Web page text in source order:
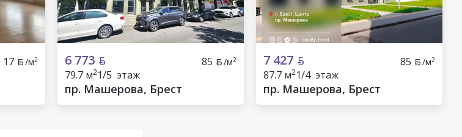
17 /м2 6 773 85 /м2
79.7 м21/5 этаж
пр. Машерова, Брест
7 427 85 /м2
87.7 м21/4 этаж
пр. Машерова, Брест